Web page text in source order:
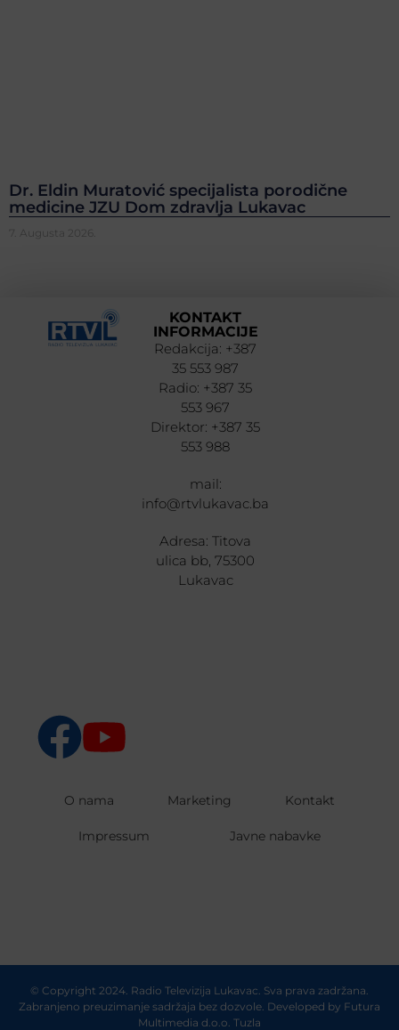
Dr. Eldin Muratović specijalista porodične
medicine JZU Dom zdravlja Lukavac
7. Augusta 2026.
KONTAKT
INFORMACIJE
Redakcija: +387
35 553 987
Radio: +387 35
553 967
Direktor: +387 35
553 988
mail:
info@rtvlukavac.ba
Adresa: Titova
ulica bb, 75300
Lukavac
O nama Marketing Kontakt
Impressum Javne nabavke
© Copyright 2024. Radio Televizija Lukavac. Sva prava zadržana.
Zabranjeno preuzimanje sadržaja bez dozvole. Developed by Futura
Multimedia d.o.o. Tuzla